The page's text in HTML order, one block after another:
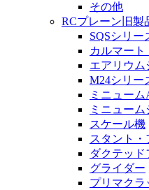
その他
RCプレーン旧製
SQSシリー
カルマー
エアリウム
M24シリー
ミニュー
ミニュー
スケール機
スタント・
ダクテッ
グライダー
プリマクラ